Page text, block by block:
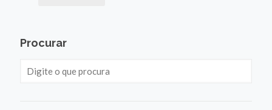
Procurar